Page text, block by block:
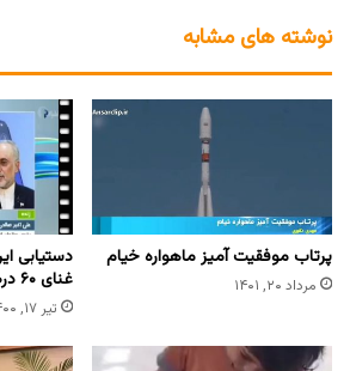
نوشته های مشابه
پرتاب موفقیت آمیز ماهواره خیام
مرداد ۲۰, ۱۴۰۱
دستیابی
غنای ۶۰ درصد
تیر ۱۷, ۱۴۰۰